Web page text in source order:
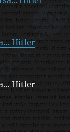
Hitler
Hitler